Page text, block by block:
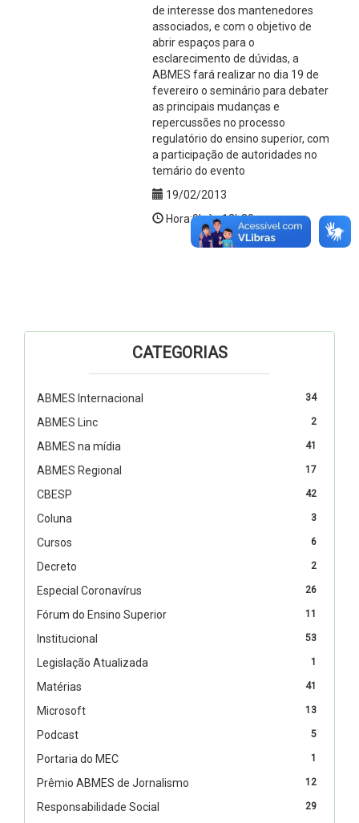
de interesse dos mantenedores
associados, e com o objetivo de
abrir espaços para o
esclarecimento de dúvidas, a
ABMES fará realizar no dia 19 de
fevereiro o seminário para debater
as principais mudanças e
repercussões no processo
regulatório do ensino superior, com
a participação de autoridades no
temário do evento
19/02/2013
Hora:9h às 12h30
CATEGORIAS
34
ABMES Internacional
2
ABMES Linc
41
ABMES na mídia
17
ABMES Regional
42
CBESP
3
Coluna
6
Cursos
2
Decreto
26
Especial Coronavírus
11
Fórum do Ensino Superior
53
Institucional
1
Legislação Atualizada
41
Matérias
13
Microsoft
5
Podcast
1
Portaria do MEC
12
Prêmio ABMES de Jornalismo
29
Responsabilidade Social